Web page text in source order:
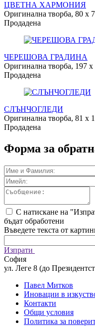
ЦВЕТНА ХАРМОНИЯ
Оригинална творба, 80 х
Продадена
ЧЕРЕШОВА ГРАДИНА
Оригинална творба, 197
Продадена
СЛЪНЧОГЛЕДИ
Оригинална творба, 81 х
Продадена
Форма за
С натискане на
бъдат обработени
Въведете текста от
Изпрати
София
ул. Леге 8 (до
Павел Митков
Иновации в
Контакти
Общи условия
Политика за